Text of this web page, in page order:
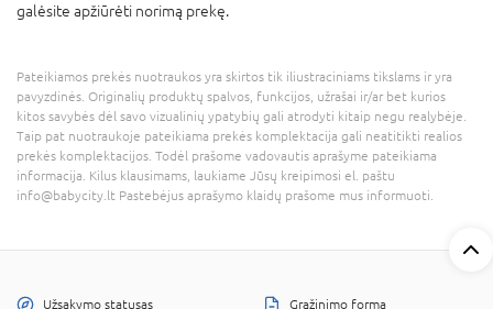
galėsite apžiūrėti norimą prekę.
Pateikiamos prekės nuotraukos yra skirtos tik iliustraciniams tikslams ir yra
pavyzdinės. Originalių produktų spalvos, funkcijos, užrašai ir/ar bet kurios
kitos savybės dėl savo vizualinių ypatybių gali atrodyti kitaip negu realybėje.
Taip pat nuotraukoje pateikiama prekės komplektacija gali neatitikti realios
prekės komplektacijos. Todėl prašome vadovautis aprašyme pateikiama
informacija. Kilus klausimams, laukiame Jūsų kreipimosi el. paštu
info@babycity.lt Pastebėjus aprašymo klaidų prašome mus informuoti.
Užsakymo statusas Grąžinimo forma